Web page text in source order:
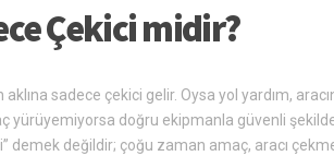
Çekici midir?
sadece çekici gelir. Oysa yol yardım,
yürüyemiyorsa doğru ekipmanla güvenli
demek değildir; çoğu zaman amaç, aracı